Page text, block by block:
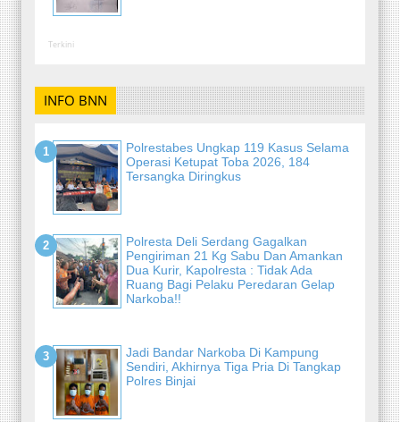
Terkini
INFO BNN
Polrestabes Ungkap 119 Kasus Selama
Operasi Ketupat Toba 2026, 184
Tersangka Diringkus
Polresta Deli Serdang Gagalkan
Pengiriman 21 Kg Sabu Dan Amankan
Dua Kurir, Kapolresta : Tidak Ada
Ruang Bagi Pelaku Peredaran Gelap
Narkoba!!
Jadi Bandar Narkoba Di Kampung
Sendiri, Akhirnya Tiga Pria Di Tangkap
Polres Binjai